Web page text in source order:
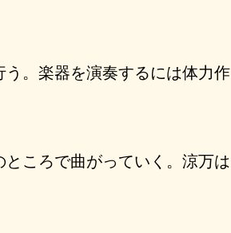
。楽器を演奏するには体力作
ころで曲がっていく。涼万は